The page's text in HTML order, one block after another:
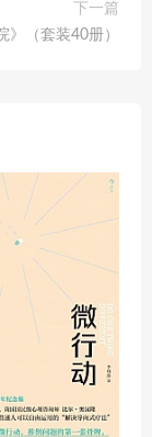
下一篇
》（套装40册）